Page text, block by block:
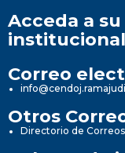
Acceda a
institucional
Correo
Otros
Directorio de